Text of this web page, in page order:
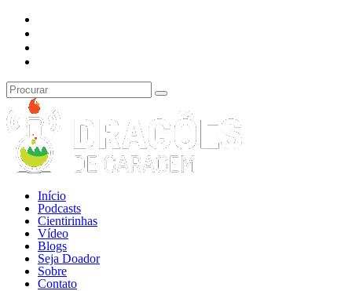
Início
Podcasts
Cientirinhas
Vídeo
Blogs
Seja Doador
Sobre
Contato